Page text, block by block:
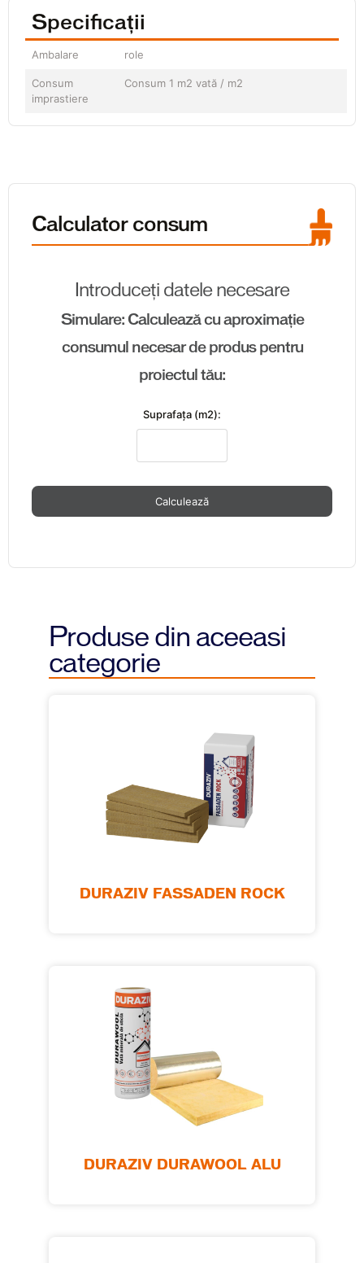
Specificații
Ambalare role
Consum
imprastiere
Consum 1 m2 vată / m2
Calculator consum
Introduceți datele necesare
Simulare: Calculează cu aproximație
consumul necesar de produs pentru
proiectul tău:
Suprafaţa (m2):
Calculează
Produse din aceeasi
categorie
DURAZIV FASSADEN ROCK
DURAZIV DURAWOOL ALU